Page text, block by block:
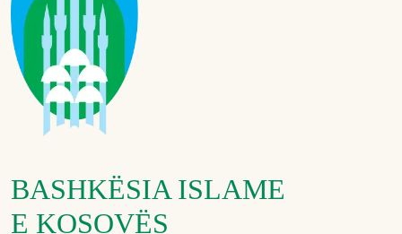
BASHKËSIA ISLAME
E KOSOVËS